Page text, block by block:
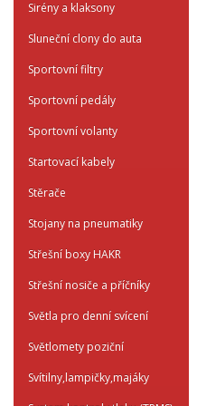
Sirény a klaksony
Sluneční clony do auta
Sportovní filtry
Sportovní pedály
Sportovní volanty
Startovací kabely
Stěrače
Stojany na pneumatiky
Střešní boxy HAKR
Střešní nosiče a příčníky
Světla pro denní svícení
Světlomety poziční
Svítilny,lampičky,majáky